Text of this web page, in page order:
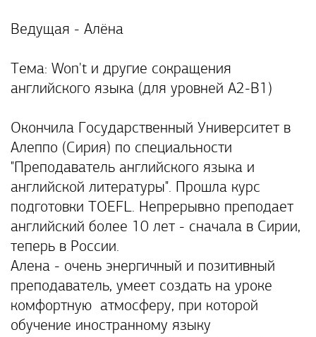
Ведущая - Алёна
Тема: Won't и другие сокращения
английского языка (для уровней А2-В1)
Окончила Государственный Университет в
Алеппо (Сирия) по специальности
"Преподаватель английского языка и
английской литературы". Прошла курс
подготовки TOEFL. Непрерывно преподает
английский более 10 лет - сначала в Сирии,
теперь в России.
Алена - очень энергичный и позитивный
преподаватель, умеет создать на уроке
комфортную атмосферу, при которой
обучение иностранному языку